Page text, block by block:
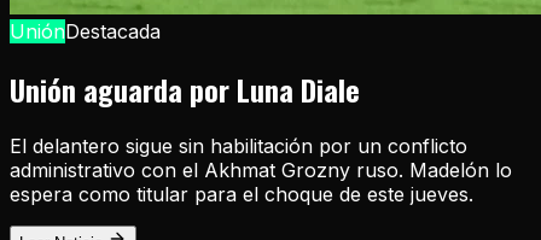
UniónDestacada
Unión aguarda por Luna Diale
El delantero sigue sin habilitación por un conflicto
administrativo con el Akhmat Grozny ruso. Madelón lo
espera como titular para el choque de este jueves.